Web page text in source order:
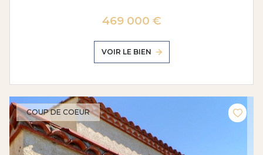
469 000 €
VOIR LE BIEN
COUP DE COEUR